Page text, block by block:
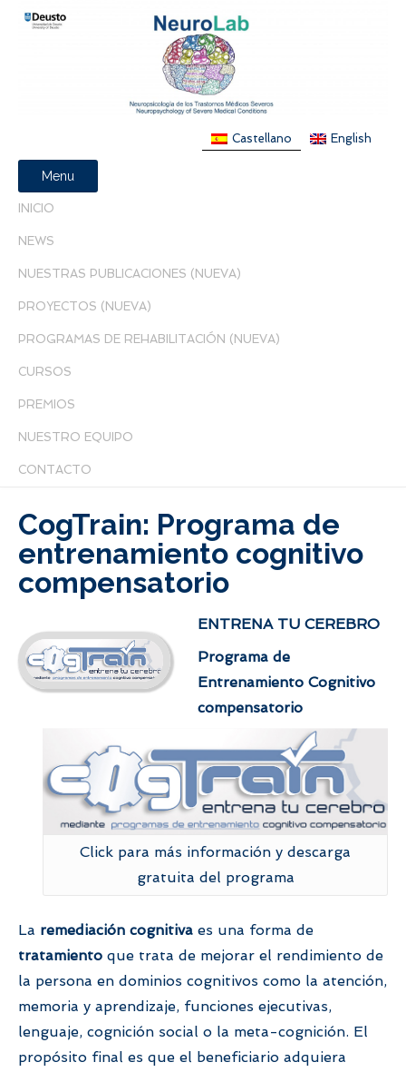
Castellano English
Menu
INICIO
NEWS
NUESTRAS PUBLICACIONES (NUEVA)
PROYECTOS (NUEVA)
PROGRAMAS DE REHABILITACIÓN (NUEVA)
CURSOS
PREMIOS
NUESTRO EQUIPO
CONTACTO
CogTrain: Programa de
entrenamiento cognitivo
compensatorio
ENTRENA TU CEREBRO
Programa de
Entrenamiento Cognitivo
compensatorio
Click para más información y descarga
gratuita del programa
La remediación cognitiva es una forma de
tratamiento que trata de mejorar el rendimiento de
la persona en dominios cognitivos como la atención,
memoria y aprendizaje, funciones ejecutivas,
lenguaje, cognición social o la meta-cognición. El
propósito final es que el beneficiario adquiera